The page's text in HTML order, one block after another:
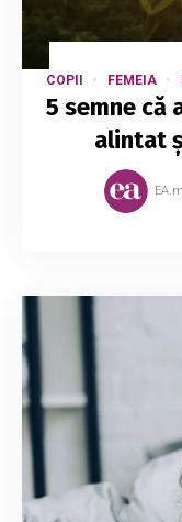
COPII FEMEIA
5 semne că
alintat